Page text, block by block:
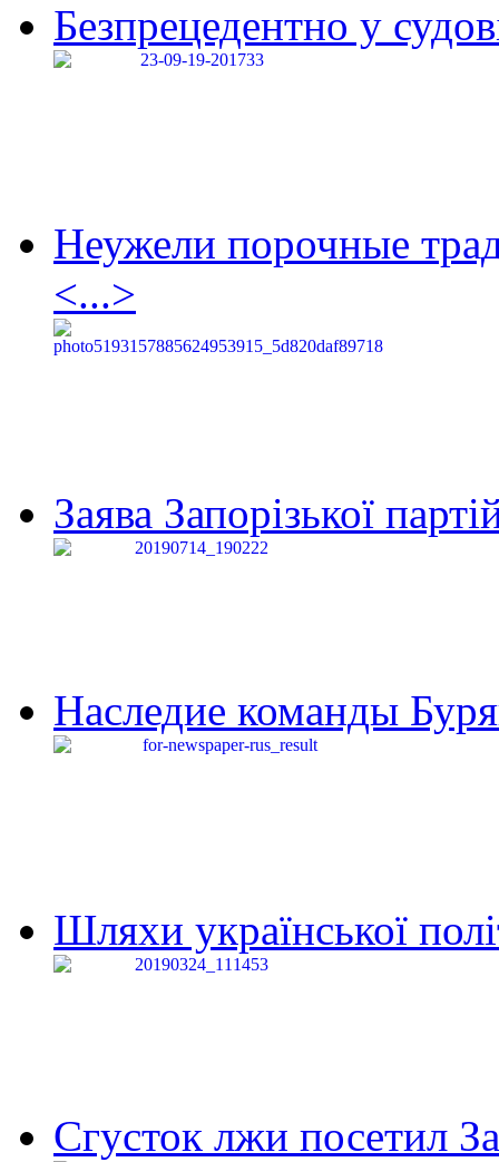
Безпрецедентно у
Неужели порочные
<...>
Заява Запорізької
Наследие команды
Шляхи української
Сгусток лжи посетил